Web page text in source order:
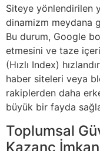
Siteye yönlendirilen
dinamizm meydana
Bu durum, Google
etmesini ve taze
(Hızlı Index)
haber siteleri veya
rakiplerden daha
büyük bir fayda
Toplumsal
Kazanç